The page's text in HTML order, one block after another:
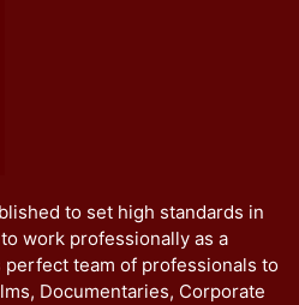
to set high standards in
work professionally as a
team of professionals to
Documentaries, Corporate